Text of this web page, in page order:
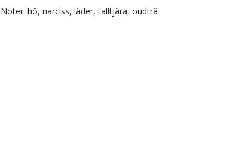
Noter: hö, narciss, läder, talltjära, oudträ